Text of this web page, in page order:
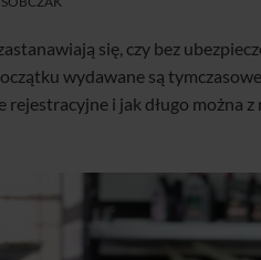
się, czy bez
wydawane są
rejestracyjne i jak długo można z